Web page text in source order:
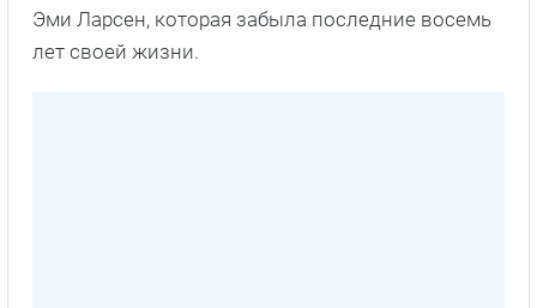
Эми Ларсен, которая забыла последние восемь
лет своей жизни.